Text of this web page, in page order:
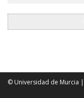
© Universidad de Murcia |